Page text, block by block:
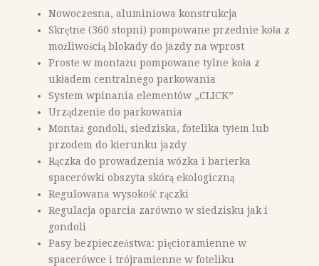
Nowoczesna, aluminiowa konstrukcja
Skrętne (360 stopni) pompowane przednie koła z
możliwością blokady do jazdy na wprost
Proste w montażu pompowane tylne koła z
układem centralnego parkowania
System wpinania elementów „CLICK”
Urządzenie do parkowania
Montaż gondoli, siedziska, fotelika tyłem lub
przodem do kierunku jazdy
Rączka do prowadzenia wózka i barierka
spacerówki obszyta skórą ekologiczną
Regulowana wysokość rączki
Regulacja oparcia zarówno w siedzisku jak i
gondoli
Pasy bezpieczeństwa: pięcioramienne w
spacerówce i trójramienne w foteliku